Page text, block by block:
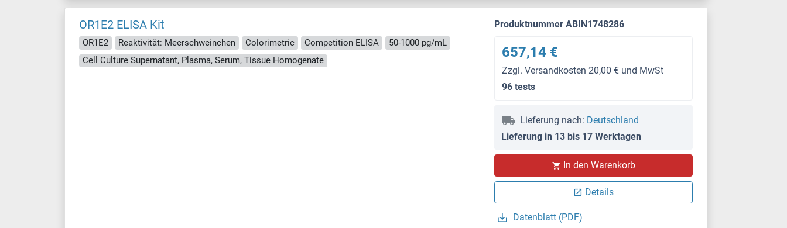
OR1E2 ELISA Kit
OR1E2 Reaktivität: Meerschweinchen Colorimetric Competition ELISA
50-1000 pg/mL
Cell Culture Supernatant, Plasma, Serum, Tissue Homogenate
Produktnummer ABIN1748286
657,14 €
Zzgl. Versandkosten 20,00 € und MwSt
96 tests
Lieferung nach: Deutschland
Lieferung in 13 bis 17 Werktagen
In den Warenkorb
Details
Datenblatt (PDF)